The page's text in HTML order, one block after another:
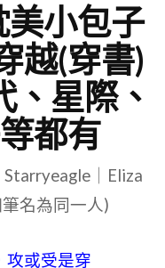
小包子
越(穿書)
、星際、
都有
｜Eliza
名為同一人)